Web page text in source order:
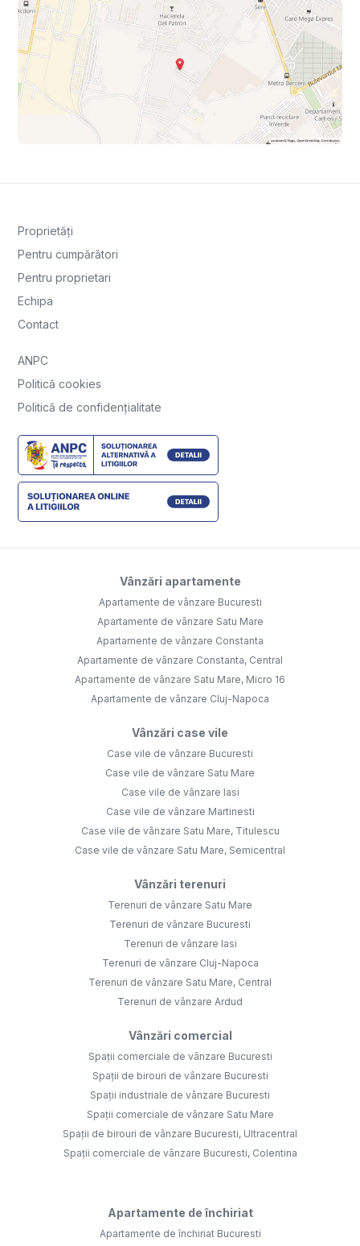
Proprietăți
Pentru cumpărători
Pentru proprietari
Echipa
Contact
ANPC
Politică cookies
Politică de confidențialitate
Vânzări apartamente
Apartamente de vânzare Bucuresti
Apartamente de vânzare Satu Mare
Apartamente de vânzare Constanta
Apartamente de vânzare Constanta, Central
Apartamente de vânzare Satu Mare, Micro 16
Apartamente de vânzare Cluj-Napoca
Vânzări case vile
Case vile de vânzare Bucuresti
Case vile de vânzare Satu Mare
Case vile de vânzare Iasi
Case vile de vânzare Martinesti
Case vile de vânzare Satu Mare, Titulescu
Case vile de vânzare Satu Mare, Semicentral
Vânzări terenuri
Terenuri de vânzare Satu Mare
Terenuri de vânzare Bucuresti
Terenuri de vânzare Iasi
Terenuri de vânzare Cluj-Napoca
Terenuri de vânzare Satu Mare, Central
Terenuri de vânzare Ardud
Vânzări comercial
Spații comerciale de vânzare Bucuresti
Spații de birouri de vânzare Bucuresti
Spații industriale de vânzare Bucuresti
Spații comerciale de vânzare Satu Mare
Spații de birouri de vânzare Bucuresti, Ultracentral
Spații comerciale de vânzare Bucuresti, Colentina
Apartamente de închiriat
Apartamente de închiriat Bucuresti